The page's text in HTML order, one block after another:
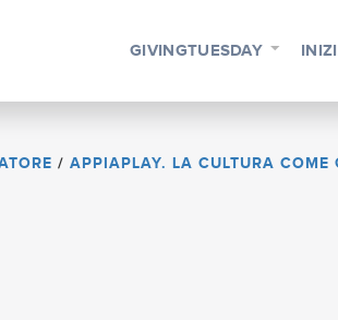
GIVINGTUESDAY
/ APPIAPLAY. LA CULTURA COME